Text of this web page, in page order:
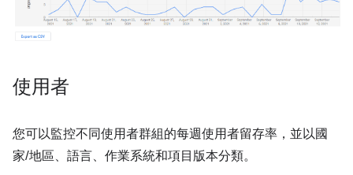
使用者
您可以監控不同使用者群組的每週使用者留存率，並以國
家/地區、語言、作業系統和項目版本分類。